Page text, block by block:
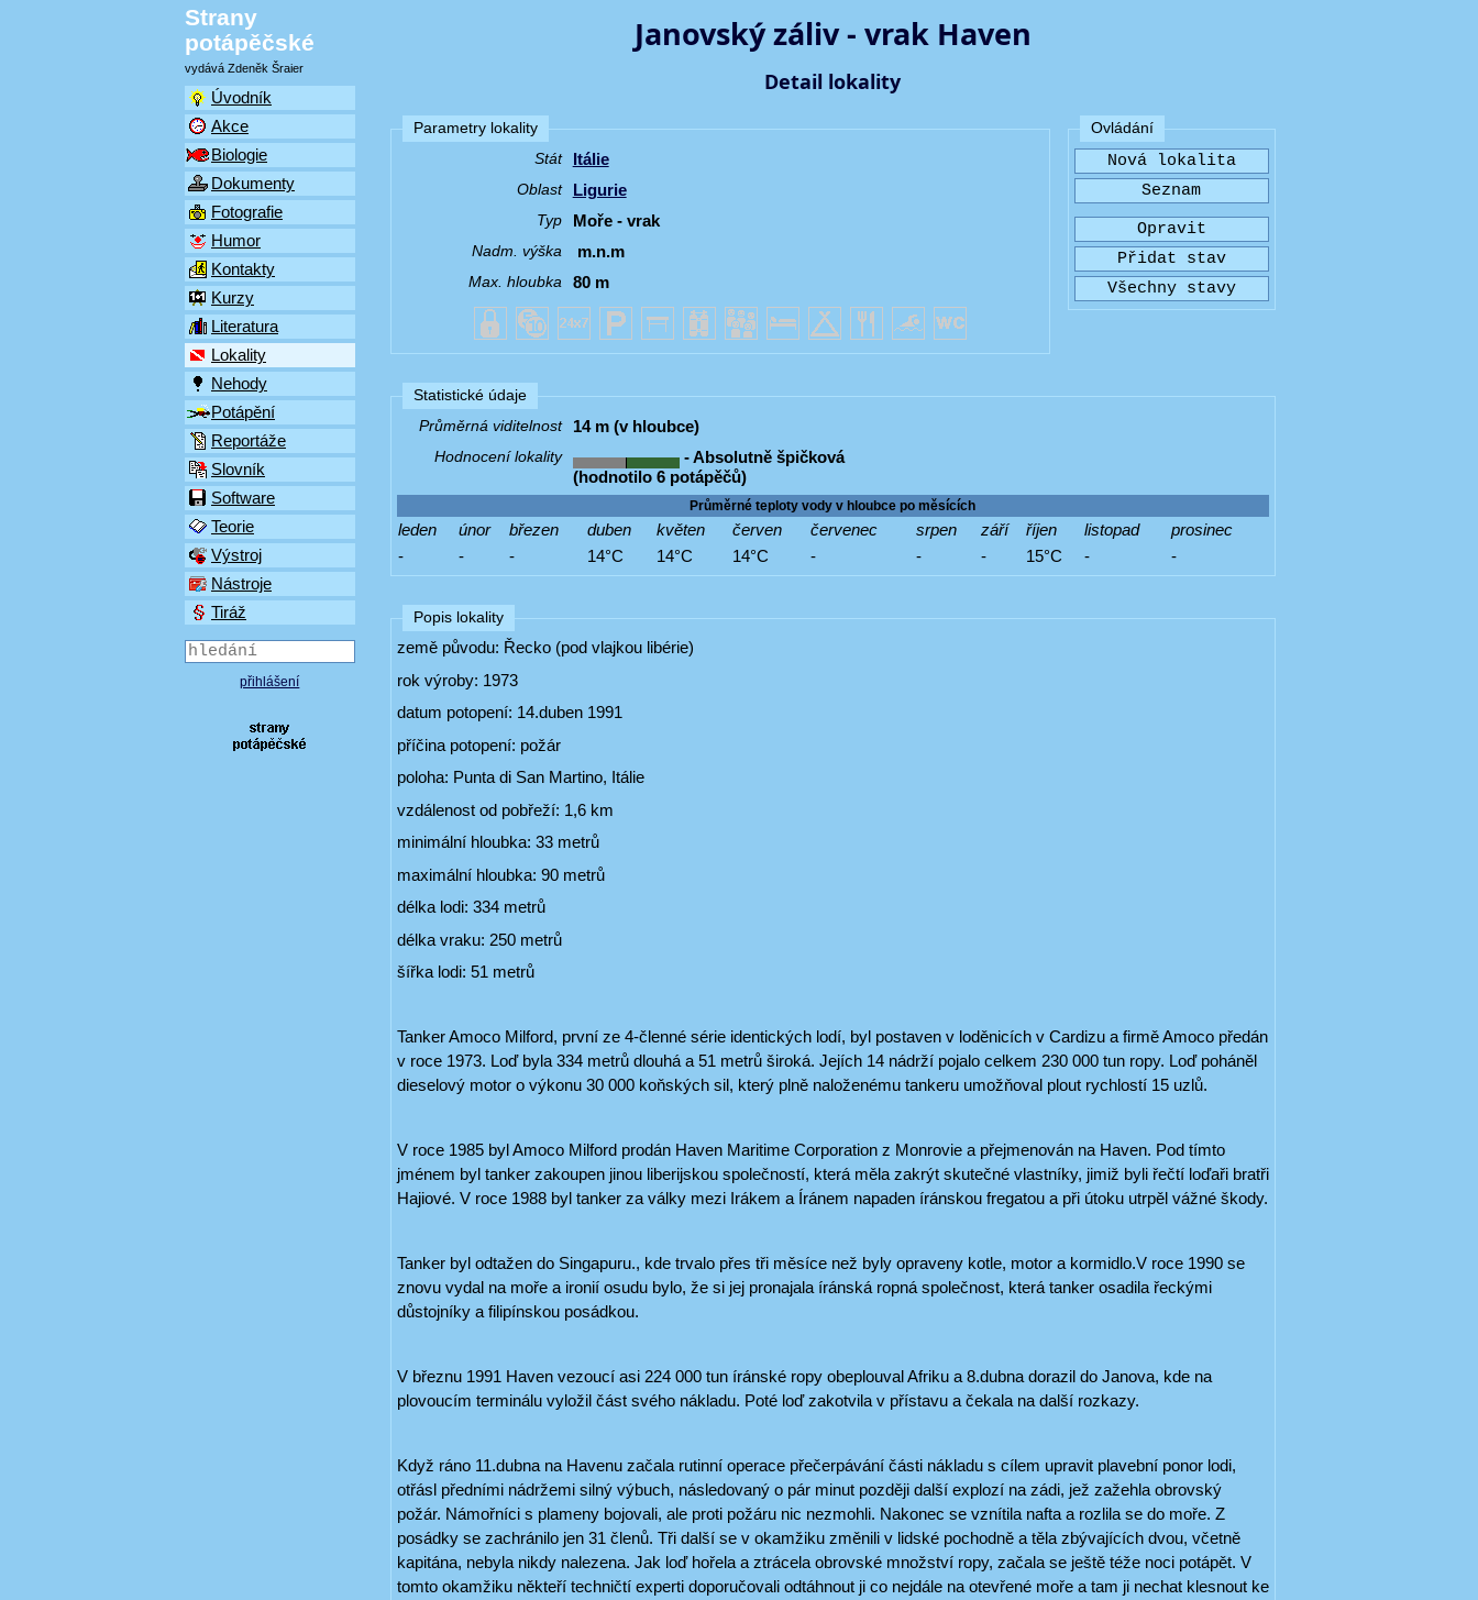
Strany
potápěčské
vydává Zdeněk Šraier
Úvodník
Akce
Biologie
Dokumenty
Fotografie
Humor
Kontakty
Kurzy
Literatura
Lokality
Nehody
Potápění
Reportáže
Slovník
Software
Teorie
Výstroj
Nástroje
Tiráž
přihlášení
Janovský záliv - vrak Haven
Detail lokality
Ovládání
Parametry lokality
Stát
Itálie
Oblast Ligurie
Typ Moře - vrak
Nadm. výška m.n.m
Max. hloubka 80 m
Statistické údaje
Průměrná viditelnost
14 m (v hloubce)
Hodnocení lokality
- Absolutně špičková
(hodnotilo 6 potápěčů)
Průměrné teploty vody v hloubce po měsících
leden únor březen duben květen červen červenec srpen září říjen listopad
prosinec
-
- - 14°C 14°C 14°C - - - 15°C - -
Popis lokality
země původu: Řecko (pod vlajkou libérie)
rok výroby: 1973
datum potopení: 14.duben 1991
příčina potopení: požár
poloha: Punta di San Martino, Itálie
vzdálenost od pobřeží: 1,6 km
minimální hloubka: 33 metrů
maximální hloubka: 90 metrů
délka lodi: 334 metrů
délka vraku: 250 metrů
šířka lodi: 51 metrů
Tanker Amoco Milford, první ze 4-členné série identických lodí, byl postaven v loděnicích v Cardizu a firmě Amoco předán
v roce 1973. Loď byla 334 metrů dlouhá a 51 metrů široká. Jejích 14 nádrží pojalo celkem 230 000 tun ropy. Loď poháněl
dieselový motor o výkonu 30 000 koňských sil, který plně naloženému tankeru umožňoval plout rychlostí 15 uzlů.
V roce 1985 byl Amoco Milford prodán Haven Maritime Corporation z Monrovie a přejmenován na Haven. Pod tímto
jménem byl tanker zakoupen jinou liberijskou společností, která měla zakrýt skutečné vlastníky, jimiž byli řečtí loďaři bratři
Hajiové. V roce 1988 byl tanker za války mezi Irákem a Íránem napaden íránskou fregatou a při útoku utrpěl vážné škody.
Tanker byl odtažen do Singapuru., kde trvalo přes tři měsíce než byly opraveny kotle, motor a kormidlo.V roce 1990 se
znovu vydal na moře a ironií osudu bylo, že si jej pronajala íránská ropná společnost, která tanker osadila řeckými
důstojníky a filipínskou posádkou.
V březnu 1991 Haven vezoucí asi 224 000 tun íránské ropy obeplouval Afriku a 8.dubna dorazil do Janova, kde na
plovoucím terminálu vyložil část svého nákladu. Poté loď zakotvila v přístavu a čekala na další rozkazy.
Když ráno 11.dubna na Havenu začala rutinní operace přečerpávání části nákladu s cílem upravit plavební ponor lodi,
otřásl předními nádržemi silný výbuch, následovaný o pár minut později další explozí na zádi, jež zažehla obrovský
požár. Námořníci s plameny bojovali, ale proti požáru nic nezmohli. Nakonec se vznítila nafta a rozlila se do moře. Z
posádky se zachránilo jen 31 členů. Tři další se v okamžiku změnili v lidské pochodně a těla zbývajících dvou, včetně
kapitána, nebyla nikdy nalezena. Jak loď hořela a ztrácela obrovské množství ropy, začala se ještě téže noci potápět. V
tomto okamžiku někteří techničtí experti doporučovali odtáhnout ji co nejdále na otevřené moře a tam ji nechat klesnout ke